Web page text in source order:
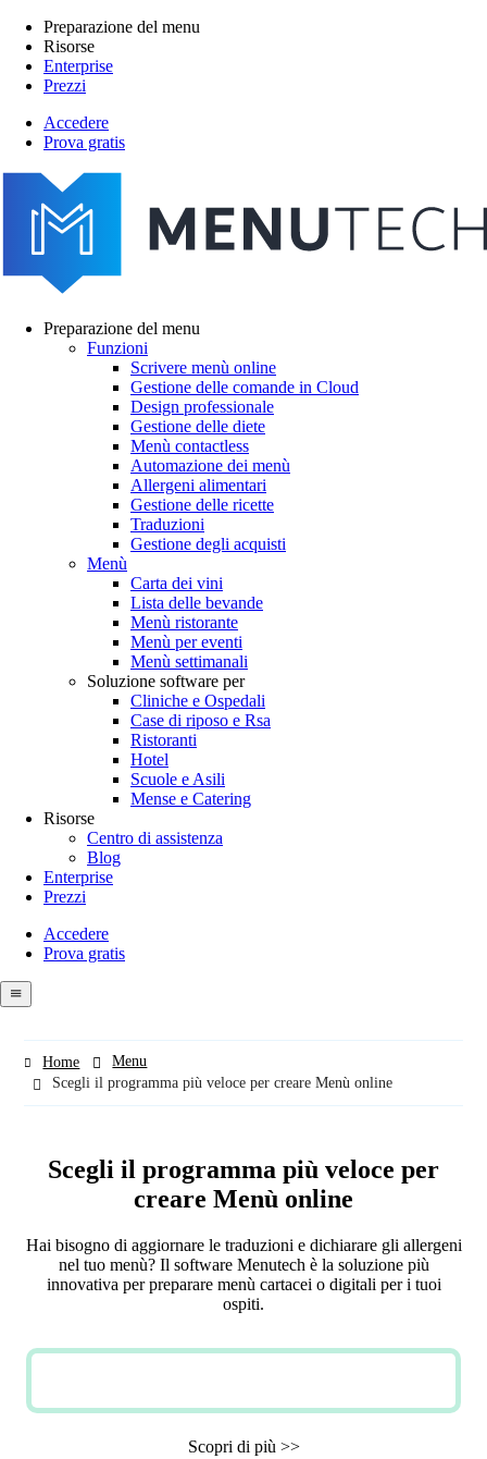
Salta
contenuto
principale
Main
navigation
Preparazione del menu
Risorse
Enterprise
Prezzi
menutech
navigation
Accedere
Prova gratis
navigation
Preparazione del menu
Funzioni
Scrivere menù online
Gestione delle comande in Cloud
Design professionale
Gestione delle diete
Menù contactless
Automazione dei menù
Allergeni alimentari
Gestione delle ricette
Traduzioni
Gestione degli acquisti
Menù
Carta dei vini
Lista delle bevande
Menù ristorante
Menù per eventi
Menù settimanali
Soluzione software per
Cliniche e Ospedali
Case di riposo e Rsa
Ristoranti
Hotel
Scuole e Asili
Mense e Catering
Risorse
Centro di assistenza
Blog
Enterprise
Prezzi
Menutech
navigation
Accedere
Prova gratis
menu
Home
Menu
Scegli il programma più veloce per creare Menù online
Scegli il programma più veloce per
creare Menù online
Hai bisogno di aggiornare le traduzioni e dichiarare gli allergeni
nel tuo menù? Il software Menutech è la soluzione più
innovativa per preparare menù cartacei o digitali per i tuoi
ospiti.
Scopri di più >>